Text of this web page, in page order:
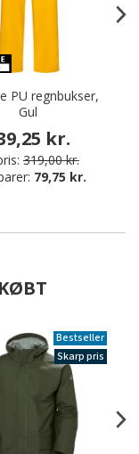
PU regnbukser,
Gul
kr.
319,00 kr.
79,75 kr.
Bestseller
Skarp pris